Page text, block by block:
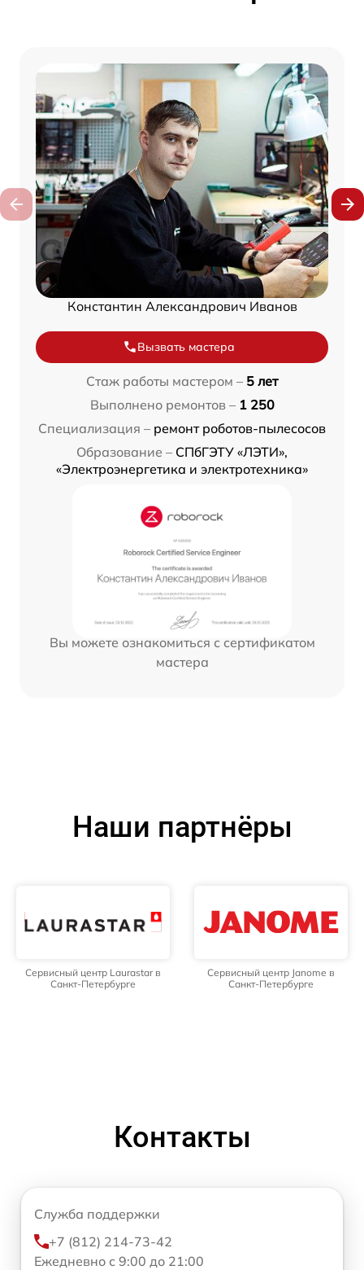
Константин Александрович Иванов
Вызвать мастера
Стаж работы мастером – 5 лет
Выполнено ремонтов – 1 250
Специализация – ремонт роботов-пылесосов
Образование – СПбГЭТУ «ЛЭТИ»,
«Электроэнергетика и электротехника»
Вы можете ознакомиться с сертификатом
мастера
Наши партнёры
Сервисный центр Laurastar в
Санкт-Петербурге
Сервисный центр Janome в
Санкт-Петербурге
Контакты
Служба поддержки
+7 (812) 214-73-42
Ежедневно с 9:00 до 21:00